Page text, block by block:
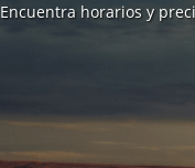
Encuentra horarios y